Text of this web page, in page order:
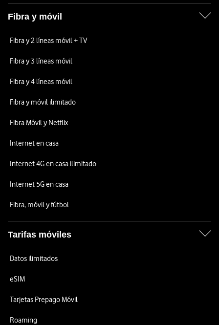
Fibra y móvil
Fibra y 2 líneas móvil + TV
Fibra y 3 líneas móvil
Fibra y 4 líneas móvil
Fibra y móvil ilimitado
Fibra Móvil y Netflix
Internet en casa
Internet 4G en casa ilimitado
Internet 5G en casa
Fibra, móvil y fútbol
Tarifas móviles
Datos ilimitados
eSIM
Tarjetas Prepago Móvil
Roaming